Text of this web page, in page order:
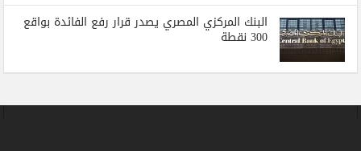
البنك المركزي المصري يصدر قرار رفع الفائدة بواقع
300 نقطة